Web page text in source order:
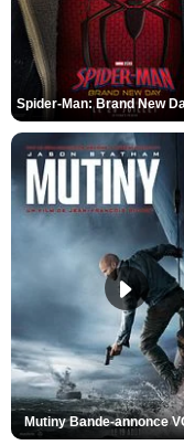
Mutiny Bande-annonce